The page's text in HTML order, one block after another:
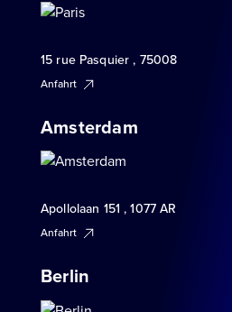
15 rue Pasquier , 75008
Anfahrt
Amsterdam
Apollolaan 151 , 1077 AR
Anfahrt
Berlin